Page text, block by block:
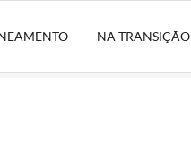
NA TRANSIÇÃO